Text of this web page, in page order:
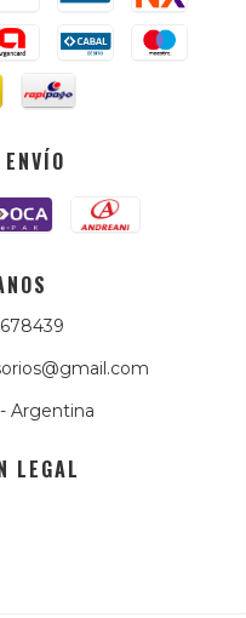
Argentina
LEGAL